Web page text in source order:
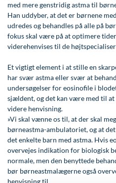
med mere genstridig astma til
Han uddyber, at det er børnene
udredes og behandles på alle på
fokus skal være på at optimere
viderehenvises til de
Et vigtigt element i at stille en
har svær astma eller svær at
undersøgelser for eosinofile i
sjældent, og det kan være med til
videre henvisning.
»Vi skal vænne os til, at der skal
børneastma-ambulatoriet, og at
det enkelte barn med astma. Hvis
overvejes indikation for biologisk
normale, men den benyttede
bør børneastmalægerne også
henvisning til